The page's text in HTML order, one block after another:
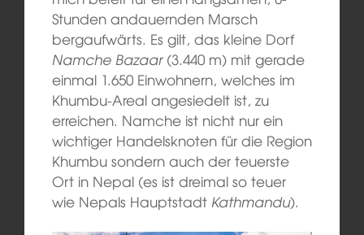
Stunden andauernden Marsch
bergaufwärts. Es gilt, das kleine Dorf
Namche Bazaar(3.440 m) mit gerade
einmal 1.650 Einwohnern, welches im
Khumbu-Areal angesiedelt ist, zu
erreichen. Namche ist nicht nur ein
wichtiger Handelsknoten für die Region
Khumbu sondern auch der teuerste
Ort in Nepal (es ist dreimal so teuer
wie Nepals Hauptstadt Kathmandu).